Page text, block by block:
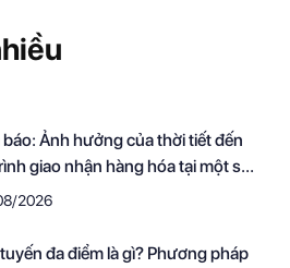
Ảnh hưởng của thời tiết đến
giao nhận hàng hóa tại một số
2026
đa điểm là gì? Phương pháp